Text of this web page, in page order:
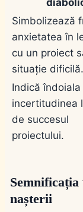
Simbolizează
anxietatea în
cu un proiect
situație dificilă.
Indică îndoiala
incertitudinea
de succesul
proiectului.
nașterii